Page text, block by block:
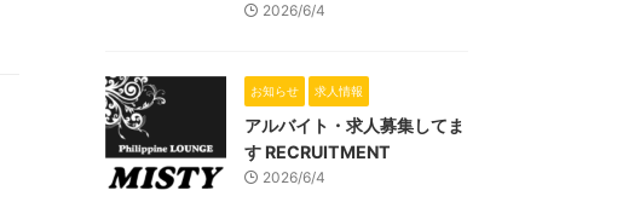
2026/6/4
お知らせ 求人情報
アルバイト・求人募集してま
す RECRUITMENT
2026/6/4